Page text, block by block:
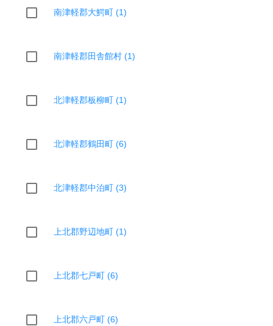
南津軽郡大鰐町 (1)
南津軽郡田舎館村 (1)
北津軽郡板柳町 (1)
北津軽郡鶴田町 (6)
北津軽郡中泊町 (3)
上北郡野辺地町 (1)
上北郡七戸町 (6)
上北郡六戸町 (6)